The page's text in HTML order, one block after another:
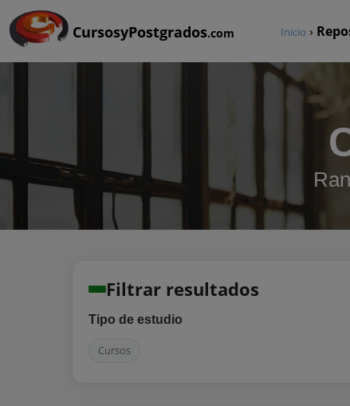
CursosyPostgrados.com Inicio ›
Filtrar resultados
Tipo de estudio
Cursos